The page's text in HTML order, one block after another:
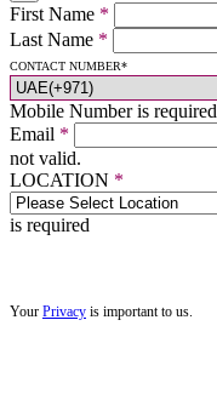
First Name *
Last Name *
CONTACT NUMBER*
Mobile Number is required
Email *
not valid.
LOCATION *
is required
Your Privacy is important to us.